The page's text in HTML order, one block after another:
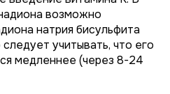
возможно
натрия бисульфита
учитывать, что его
медленнее (через 8-24